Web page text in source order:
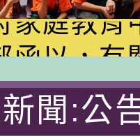
智慧
家庭教育
訊」、
「祖孫樂
』不絕-
函以，有
務員留職
許可一案
學115學
9招代課
年度國
聞:公